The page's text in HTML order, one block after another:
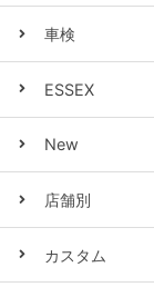
車検
ESSEX
New
店舗別
カスタム